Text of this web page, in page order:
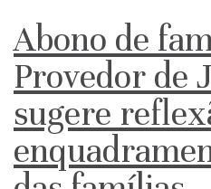
Abono de
Provedor de
sugere